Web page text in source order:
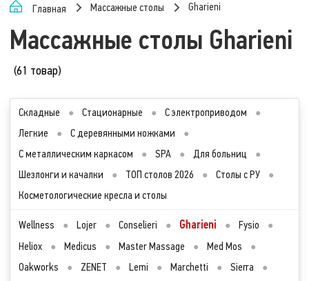
Главная Массажные столы Gharieni
Массажные столы Gharieni
(61 товар)
Складные ● Стационарные ● С электроприводом
●
Легкие
● С деревянными ножками
●
С металлическим каркасом
● SPA ● Для больниц
●
Шезлонги и качалки
● ТОП столов 2026 ● Столы с РУ
●
Косметологические кресла и столы
Wellness ● Lojer ● Conselieri ● Gharieni ● Fysio
●
Heliox
● Medicus ● Master Massage ● Med Mos
●
Oakworks
● ZENET ● Lemi ● Marchetti ● Sierra
●